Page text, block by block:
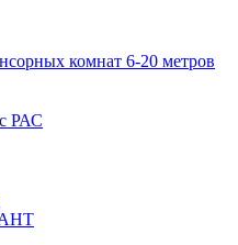
комнат 6-20 метров
РАС